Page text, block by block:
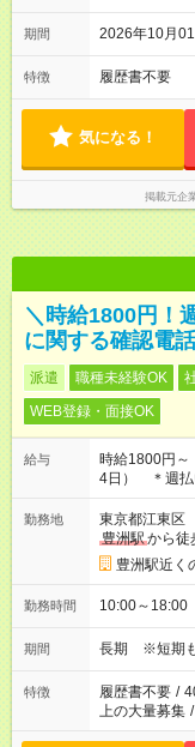
期間 2026年10月
特徴 履歴書不要
気になる！
掲載元企
＼時給1800円！
に関する確認電話
派遣 職種未経験OK
WEB登録・面接OK
給与
時給1800円
4日） ＊週払
勤務地
東京都江東区
豊洲駅から徒
豊洲駅近く
勤務時間 10:00～18:00
期間 長期 ※短期
特徴 履歴書不要 /
上の大量募集 /